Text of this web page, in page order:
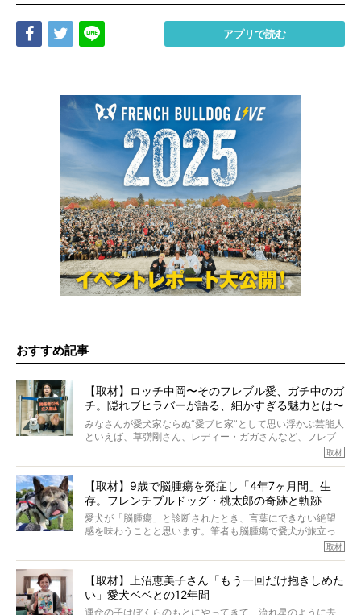
Share Tweet アプリで読む
おすすめ記事
【取材】ロッチ中岡〜そのフレブル愛、ガチ中のガ
チ。隠れブヒラバーが語る、細かすぎる魅力とは〜
【前編】
みなさんが愛犬家ならぬ“愛ブヒ家”として思い浮かぶ芸能人
といえば、草彅剛さん、レディー・ガガさんなど、フレブ
ルを飼っている方が多いと思います。が、ロッチ中岡さん
も、じつは大のフレブルラバーだというのをご存知です
んのインスタグラムを覗くと、たくさんのフレブルアカウ
ントがフォローされていて、わが『FRENCH BULLDOG
LIFE』モデルのnicoやトーラスも、その中の一頭。
そんな中岡さんに、フレブルの魅力を語っていただきまし
た。そのブヒ愛っぷりは、思ってた以上！ ガチ中のガチ
取材
【取材】9歳で脳腫瘍を発症し「4年7ヶ月間」生
存。フレンチブルドッグ・桃太郎の奇跡と軌跡
愛犬が「脳腫瘍」と診断されたとき、言葉にできない絶望
感を味わうことと思います。筆者も脳腫瘍で愛犬が旅立っ
たひとり。だからこそ、どれほど厄介で困難な病気かを理
解をしているつもりです。「発症から1年生存すれば素晴ら
ところが、フレンチブルドッグの桃太郎は9歳で脳腫瘍を発
症し、なんと4年7ヶ月間も生き抜いたのです。旅立ったと
きの年齢は13歳と11ヶ月、レジェンド級のレジェンドでし
取材
【取材】上沼恵美子さん「もう一回だけ抱きしめた
い」愛犬ベベとの12年間
運命の子はぼくらのもとにやってきて、流れ星のように去